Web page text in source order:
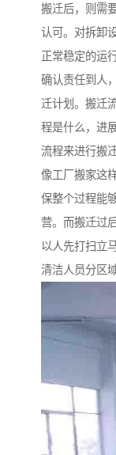
搬迁后，则需
认可。对拆卸
正常稳定的运
确认责任到人
迁计划。搬迁
程是什么，进
流程来进行搬
像工厂搬家这
保整个过程能
营。而搬迁过
以人先打扫立
清洁人员分区